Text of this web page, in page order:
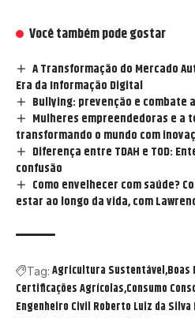
Você também pode gostar
A Transformação do Mercado
Era da Informação Digital
Bullying: prevenção e combate
Mulheres empreendedoras e a
transformando o mundo com
Diferença entre TDAH e TOD:
confusão
Como envelhecer com saúde?
estar ao longo da vida, com
Tag: Agricultura Sustentável
Certificações Agrícolas Consumo
Engenheiro Civil Roberto Luiz da Silva